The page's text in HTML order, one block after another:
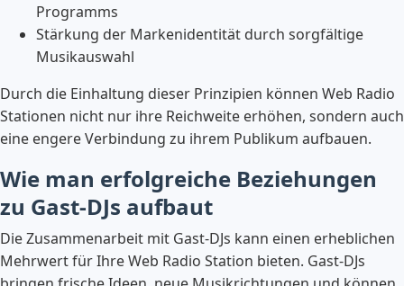
Programms
Stärkung der Markenidentität durch sorgfältige
Musikauswahl
Durch die Einhaltung dieser Prinzipien können Web Radio
Stationen nicht nur ihre Reichweite erhöhen, sondern auch
eine engere Verbindung zu ihrem Publikum aufbauen.
Wie man erfolgreiche Beziehungen
zu Gast-DJs aufbaut
Die Zusammenarbeit mit Gast-DJs kann einen erheblichen
Mehrwert für Ihre Web Radio Station bieten. Gast-DJs